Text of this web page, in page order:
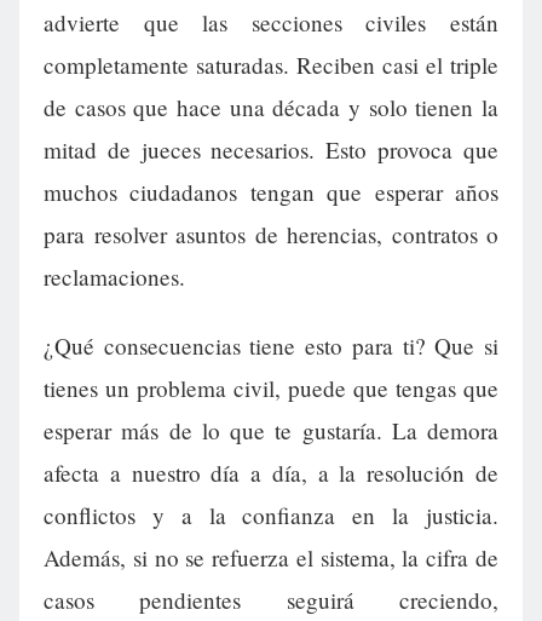
advierte que las secciones civiles están
completamente saturadas. Reciben casi el triple
de casos que hace una década y solo tienen la
mitad de jueces necesarios. Esto provoca que
muchos ciudadanos tengan que esperar años
para resolver asuntos de herencias, contratos o
reclamaciones.
¿Qué consecuencias tiene esto para ti? Que si
tienes un problema civil, puede que tengas que
esperar más de lo que te gustaría. La demora
afecta a nuestro día a día, a la resolución de
conflictos y a la confianza en la justicia.
Además, si no se refuerza el sistema, la cifra de
casos pendientes seguirá creciendo,